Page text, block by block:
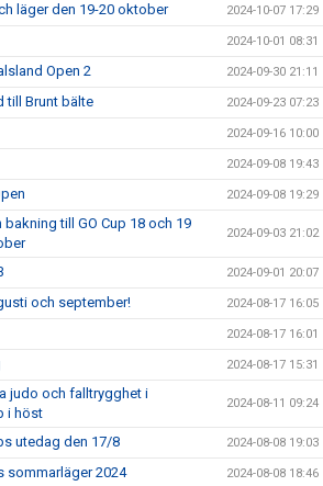
läger den 19-20 oktober 2024-10-07 17:29
2024-10-01 08:31
Open 2 2024-09-30 21:11
till Brunt bälte 2024-09-23 07:23
2024-09-16 10:00
2024-09-08 19:43
2024-09-08 19:29
till GO Cup 18 och 19
2024-09-03 21:02
2024-09-01 20:07
och september! 2024-08-17 16:05
2024-08-17 16:01
2024-08-17 15:31
judo och falltrygghet i
i höst
2024-08-11 09:24
utedag den 17/8 2024-08-08 19:03
sommarläger 2024 2024-08-08 18:46